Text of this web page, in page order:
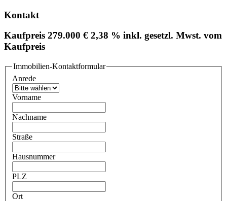
Kontakt
Kaufpreis 279.000 € 2,38 % inkl. gesetzl. Mwst. vom
Kaufpreis
Immobilien-Kontaktformular
Anrede
Vorname
Nachname
Straße
Hausnummer
PLZ
Ort